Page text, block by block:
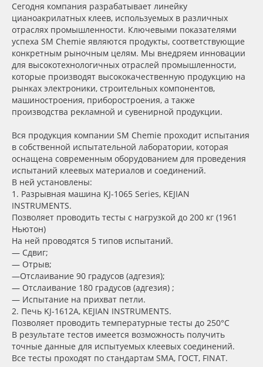
Компания
Контакты
Блог
Поставщикам
Избранное
8 800 550 7888
Москва
Профильные системы
Сублимация и термотрансфер
Светотехника
Инженерные пластики
Упаковочные материалы
Оборудование и инструмент
Новинки ассортимента
Oracal 641
Orajet 3640
Плёнка монтажная Oratape
ПЭТ листовой
ПЭТ бэклит
Сегодня компания разрабатывает линейку
цианоакрилатных клеев, используемых в различных
отраслях промышленности. Ключевыми показателями
успеха SM Chemie являются продукты, соответствующие
конкретным рыночным целям. Мы внедряем инновации
для высокотехнологичных отраслей промышленности,
которые производят высококачественную продукцию на
рынках электроники, строительных компонентов,
машиностроения, приборостроения, а также
производства рекламной и сувенирной продукции.
Вся продукция компании SM Chemie проходит испытания
в собственной испытательной лаборатории, которая
оснащена современным оборудованием для проведения
испытаний клеевых материалов и соединений.
В ней установлены:
1. Разрывная машина KJ-1065 Series, KEJIAN
INSTRUMENTS.
Позволяет проводить тесты c нагрузкой до 200 кг (1961
Ньютон)
На ней проводятся 5 типов испытаний.
— Сдвиг;
— Отрыв;
—Отслаивание 90 градусов (адгезия);
— Отслаивание 180 градусов (адгезия) ;
— Испытание на прихват петли.
2. Печь KJ-1612A, KEJIAN INSTRUMENTS.
Позволяет проводить температурные тесты до 250°С
В результате тестов имеется возможность получить
точные данные для испытуемых клеевых соединений.
Все тесты проходят по стандартам SMA, ГОСТ, FINAT.